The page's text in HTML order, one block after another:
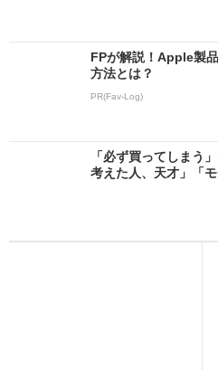
FPが解説！Apple製
方法とは？
PR(Fav-Log)
「必ず買ってしまう
考えた人、天才」「